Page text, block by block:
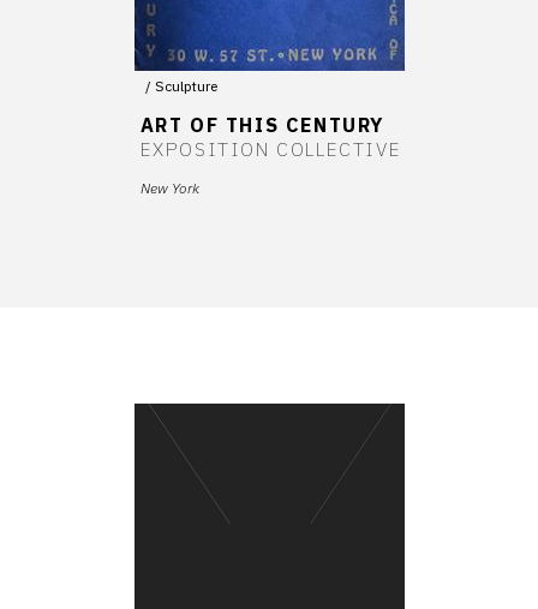
Sculpture
ART OF THIS CENTURY
EXPOSITION COLLECTIVE
New York